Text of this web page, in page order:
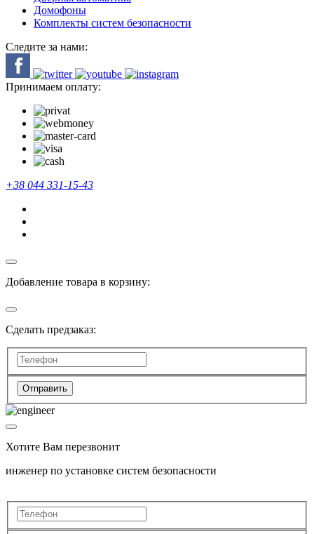
Домофоны
Комплекты систем безопасности
Следите за нами:
Принимаем оплату:
+38 044 331-15-43
Добавление товара в корзину:
Сделать предзаказ:
Отправить
Хотите Вам перезвонит
инженер по установке систем безопасности